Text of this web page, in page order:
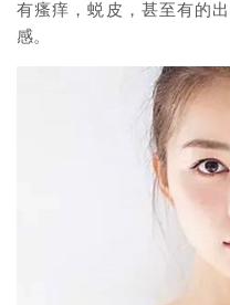
有瘙痒，蜕皮，甚至有的
感。